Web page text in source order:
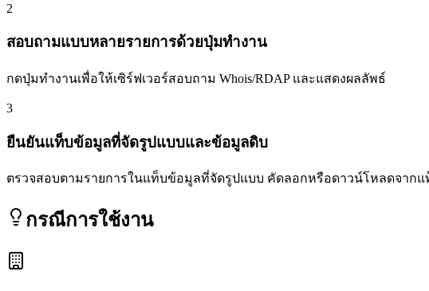
2
สอบถามแบบหลายรายการด้วยปุ่มทำงาน
กดปุ่มทำงานเพื่อให้เซิร์ฟเวอร์สอบถาม Whois/RDAP และแสดงผลลัพธ์
3
ยืนยันแท็บข้อมูลที่จัดรูปแบบและข้อมูลดิบ
ตรวจสอบตามรายการในแท็บข้อมูลที่จัดรูปแบบ คัดลอกหรือดาวน์โหลดจาก
กรณีการใช้งาน